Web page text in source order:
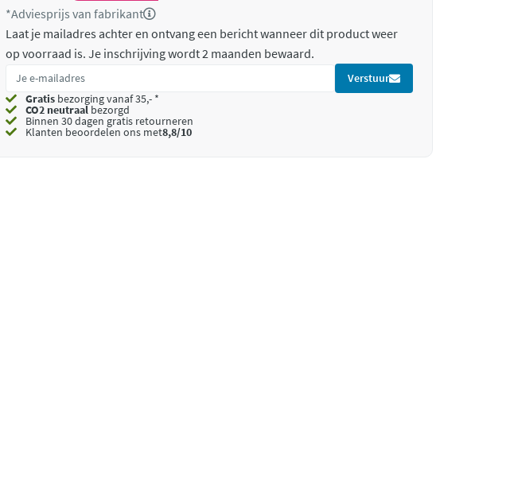
*Adviesprijs van fabrikant
Laat je mailadres achter en ontvang een bericht wanneer dit product weer
op voorraad is. Je inschrijving wordt 2 maanden bewaard.
Verstuur
Gratis bezorging vanaf 35,- *
CO2 neutraalbezorgd
Binnen 30 dagen gratis retourneren
Klanten beoordelen ons met8,8/10